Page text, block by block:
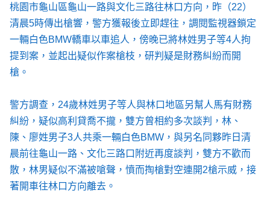
桃園市龜山區龜山一路與文化三路往林口方向，昨（22）
清晨5時傳出槍響，警方獲報後立即趕往，調閱監視器鎖定
一輛白色BMW轎車以車追人，傍晚已將林姓男子等4人拘
提到案，並起出疑似作案槍枝，研判疑是財務糾紛而開
槍。
警方調查，24歲林姓男子等人與林口地區另幫人馬有財務
糾紛，疑似高利貸喬不攏，雙方曾相約多次談判，林、
陳、廖姓男子3人共乘一輛白色BMW，與另名同夥昨日清
晨前往龜山一路、文化三路口附近再度談判，雙方不歡而
散，林男疑似不滿被嗆聲，憤而掏槍對空連開2槍示威，接
著開車往林口方向離去。